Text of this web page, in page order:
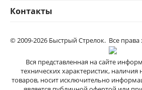
Контакты
© 2009-2026 Быстрый Стрелок. Все
Вся представленная на сайте
технических характеристик, наличия
товаров, носит исключительно